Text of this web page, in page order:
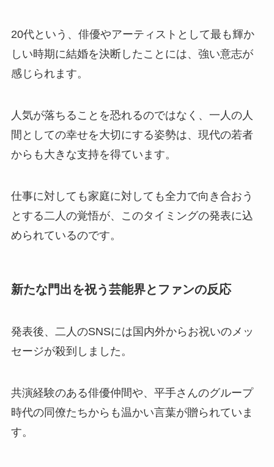
20代という、俳優やアーティストとして最も輝か
しい時期に結婚を決断したことには、強い意志が
感じられます。
人気が落ちることを恐れるのではなく、一人の人
間としての幸せを大切にする姿勢は、現代の若者
からも大きな支持を得ています。
仕事に対しても家庭に対しても全力で向き合おう
とする二人の覚悟が、このタイミングの発表に込
められているのです。
新たな門出を祝う芸能界とファンの反応
発表後、二人のSNSには国内外からお祝いのメッ
セージが殺到しました。
共演経験のある俳優仲間や、平手さんのグループ
時代の同僚たちからも温かい言葉が贈られていま
す。